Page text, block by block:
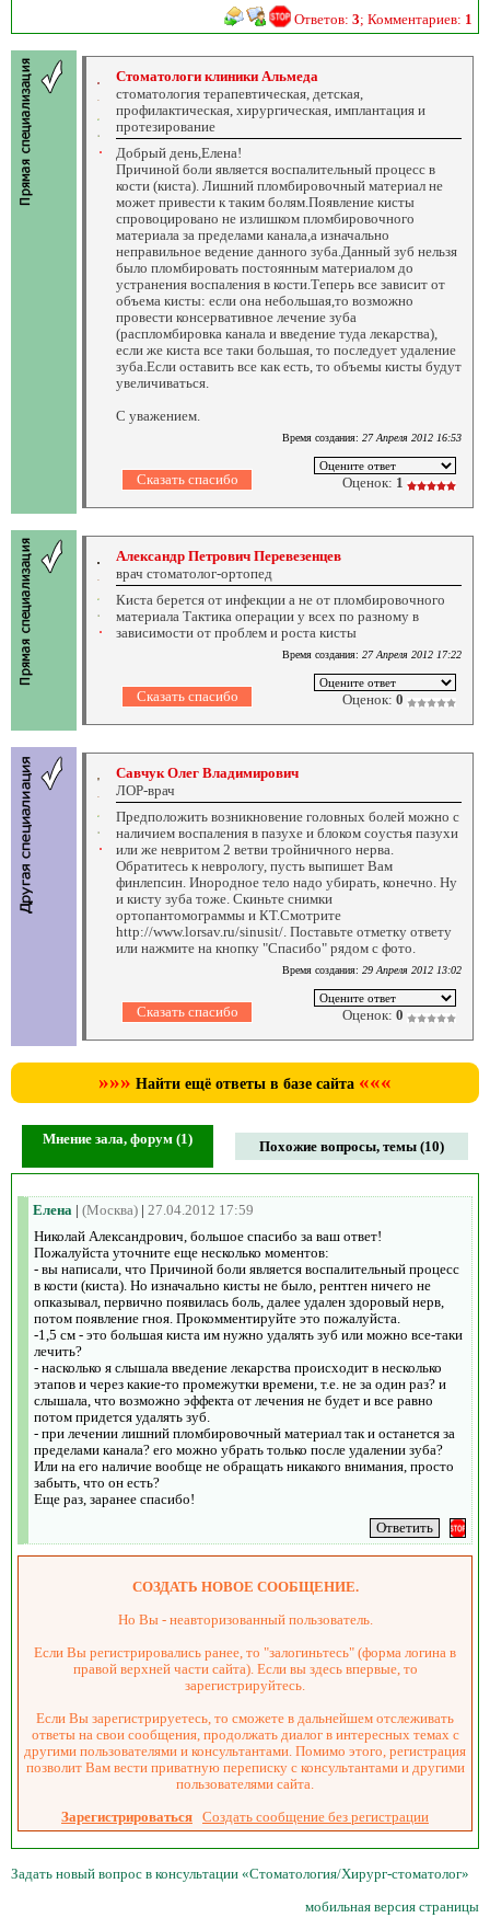
Ответов: 3; Комментариев: 1
Стоматологи клиники Альмеда
стоматология терапевтическая, детская,
профилактическая, хирургическая, имплантация и
протезирование
Добрый день,Елена!
Причиной боли является воспалительный процесс в
кости (киста). Лишний пломбировочный материал не
может привести к таким болям.Появление кисты
спровоцировано не излишком пломбировочного
материала за пределами канала,а изначально
неправильное ведение данного зуба.Данный зуб нельзя
было пломбировать постоянным материалом до
устранения воспаления в кости.Теперь все зависит от
объема кисты: если она небольшая,то возможно
провести консервативное лечение зуба
(распломбировка канала и введение туда лекарства),
если же киста все таки большая, то последует удаление
зуба.Если оставить все как есть, то объемы кисты будут
увеличиваться.
С уважением.
Время создания: 27 Апреля 2012 16:53
Оценок: 1
Александр Петрович Перевезенцев
врач стоматолог-ортопед
Киста берется от инфекции а не от пломбировочного
материала Тактика операции у всех по разному в
зависимости от проблем и роста кисты
Время создания: 27 Апреля 2012 17:22
Оценок: 0
Савчук Олег Владимирович
ЛОР-врач
Предположить возникновение головных болей можно с
наличием воспаления в пазухе и блоком соустья пазухи
или же невритом 2 ветви тройничного нерва.
Обратитесь к неврологу, пусть выпишет Вам
финлепсин. Инородное тело надо убирать, конечно. Ну
и кисту зуба тоже. Скиньте снимки
ортопантомограммы и КТ.Смотрите
http://www.lorsav.ru/sinusit/. Поставьте отметку ответу
или нажмите на кнопку "Спасибо" рядом с фото.
Время создания: 29 Апреля 2012 13:02
Оценок: 0
»»» Найти ещё ответы в базе сайта «««
Мнение зала, форум (1) Похожие вопросы, темы (10)
Елена | (Москва) | 27.04.2012 17:59
Николай Александрович, большое спасибо за ваш ответ!
Пожалуйста уточните еще несколько моментов:
- вы написали, что Причиной боли является воспалительный процесс
в кости (киста). Но изначально кисты не было, рентген ничего не
опказывал, первично появилась боль, далее удален здоровый нерв,
потом появление гноя. Прокомментируйте это пожалуйста.
-1,5 см - это большая киста им нужно удалять зуб или можно все-таки
лечить?
- насколько я слышала введение лекарства происходит в несколько
этапов и через какие-то промежутки времени, т.е. не за один раз? и
слышала, что возможно эффекта от лечения не будет и все равно
потом придется удалять зуб.
- при лечении лишний пломбировочный материал так и останется за
пределами канала? его можно убрать только после удалении зуба?
Или на его наличие вообще не обращать никакого внимания, просто
забыть, что он есть?
Еще раз, заранее спасибо!
СОЗДАТЬ НОВОЕ СООБЩЕНИЕ.
Но Вы - неавторизованный пользователь.
Если Вы регистрировались ранее, то "залогиньтесь" (форма логина в
правой верхней части сайта). Если вы здесь впервые, то
зарегистрируйтесь.
Если Вы зарегистрируетесь, то сможете в дальнейшем отслеживать
ответы на свои сообщения, продолжать диалог в интересных темах с
другими пользователями и консультантами. Помимо этого, регистрация
позволит Вам вести приватную переписку с консультантами и другими
пользователями сайта.
Зарегистрироваться Создать сообщение без регистрации
Задать новый вопрос в консультации «Стоматология/Хирург-стоматолог»
мобильная версия страницы